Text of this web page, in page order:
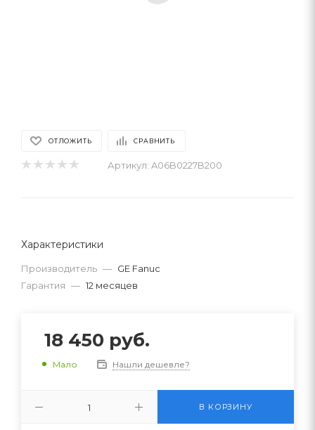
ОТЛОЖИТЬ СРАВНИТЬ
Артикул: A06B0227B200
Характеристики
Производитель — GE Fanuc
Гарантия — 12 месяцев
18 450 руб.
Мало Нашли дешевле?
В КОРЗИНУ